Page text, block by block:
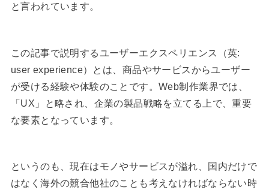
と言われています。
この記事で説明するユーザーエクスペリエンス（英:
user experience）とは、商品やサービスからユーザー
が受ける経験や体験のことです。Web制作業界では、
「UX」と略され、企業の製品戦略を立てる上で、重要
な要素となっています。
というのも、現在はモノやサービスが溢れ、国内だけで
はなく海外の競合他社のことも考えなければならない時